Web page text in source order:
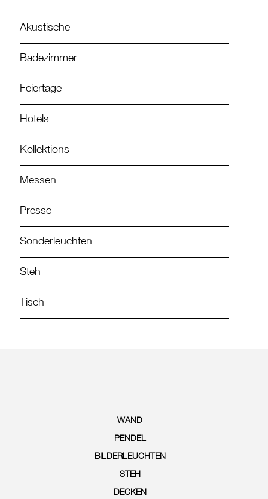
Akustische
Badezimmer
Feiertage
Hotels
Kollektions
Messen
Presse
Sonderleuchten
Steh
Tisch
WAND
PENDEL
BILDERLEUCHTEN
STEH
DECKEN